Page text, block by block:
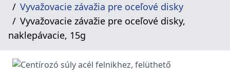
Vyvažovacie závažia pre oceľové disky
Vyvažovacie závažie pre oceľové disky,
naklepávacie, 15g